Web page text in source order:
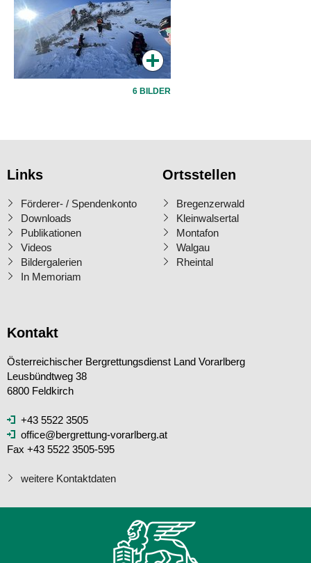
6 BILDER
Links
Förderer- / Spendenkonto
Downloads
Publikationen
Videos
Bildergalerien
In Memoriam
Ortsstellen
Bregenzerwald
Kleinwalsertal
Montafon
Walgau
Rheintal
Kontakt
Österreichischer Bergrettungsdienst Land Vorarlberg
Leusbündtweg 38
6800 Feldkirch
+43 5522 3505
office@bergrettung-vorarlberg.at
Fax +43 5522 3505-595
weitere Kontaktdaten